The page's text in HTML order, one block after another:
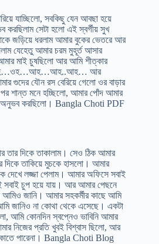
যাচ্ছিলো, সবকিছু যেন আবছা হয়ে
সেটা হলো এই স্বর্গীয় সুখ
জড়িয়ে ধরলাম আমার বুকের ভেতরে আর
যেহেতু আমার চরম মুহূর্ত আসার
মাই চুষছিলো আর আমি শীত্কার
আর
গুদের যৌন রস বেরিয়ে গেলো ওর বাড়ার
শান্ত মনে হচ্ছিলো, আমার পোঁদ আমার
অনুভব করছিলো। Bangla Choti PDF
তার দিকে তাকালাম। সেও ঠিক আমার
দিকে তাকিয়ে মুচকে হাসলো। আমার
দেখে লজ্জা পেলাম। আমার অফিসে সবাই
চুপ হয়ে যায়। আর আমার পেছনে
আমিও জানি। আমার সহকর্মীর কাছে আমি
জানিও না কোথা থেকে এসেছে। একটা
আমি কোনদিন স্বপ্নেও ভাবিনি আমার
নিজের প্রতি খুবই বিশ্বাস ছিলো, আর
পারেনা। Bangla Choti Blog